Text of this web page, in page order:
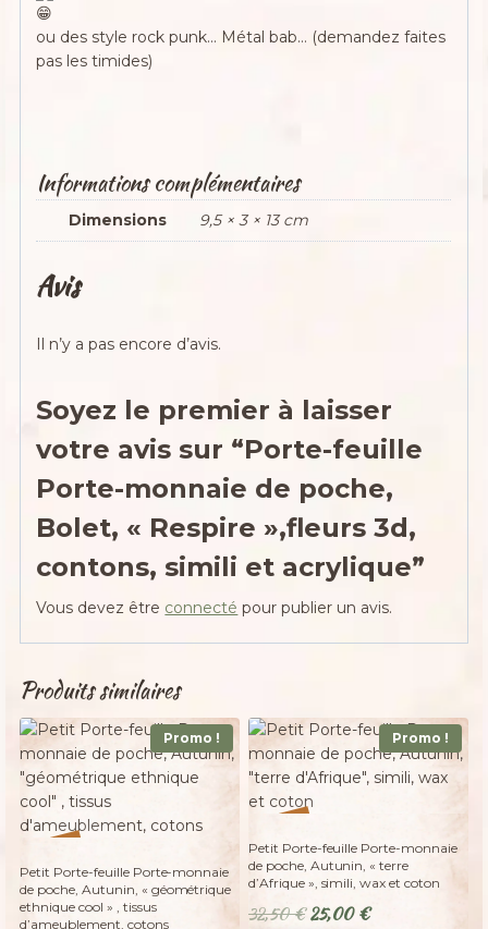
ou des style rock punk… Métal bab… (demandez faites
pas les timides)
Informations complémentaires
Dimensions 9,5 × 3 × 13 cm
Avis
Il n’y a pas encore d’avis.
Soyez le premier à laisser
votre avis sur “Porte-feuille
Porte-monnaie de poche,
Bolet, « Respire »,fleurs 3d,
contons, simili et acrylique”
Vous devez être connecté pour publier un avis.
Produits similaires
Promo !
Petit Porte-feuille Porte-monnaie
de poche, Autunin, « géométrique
ethnique cool » , tissus
d’ameublement, cotons
Promo !
Petit Porte-feuille Porte-monnaie
de poche, Autunin, « terre
d’Afrique », simili, wax et coton
32,50€ Le
25,00€Le